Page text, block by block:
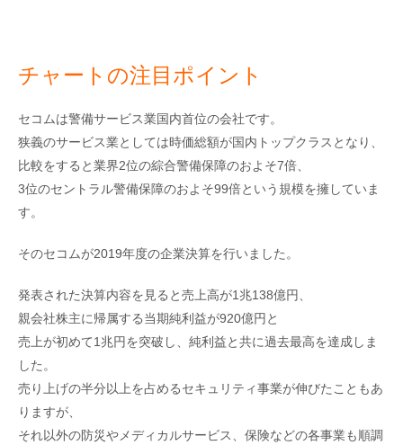
チャートの注目ポイント
セコムは警備サービス業国内首位の会社です。
狭義のサービス業としては時価総額が国内トップクラスとなり、
比較をすると業界2位の綜合警備保障のおよそ7倍、
3位のセントラル警備保障のおよそ99倍という規模を擁していま
す。
そのセコムが2019年度の企業決算を行いました。
発表された決算内容を見ると売上高が1兆138億円、
親会社株主に帰属する当期純利益が920億円と
売上が初めて1兆円を突破し、純利益と共に過去最高を達成しま
した。
売り上げの半分以上を占めるセキュリティ事業が伸びたこともあ
りますが、
それ以外の防災やメディカルサービス、保険などの各事業も順調